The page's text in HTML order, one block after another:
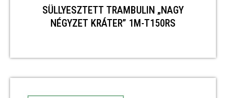
SÜLLYESZTETT TRAMBULIN „NAGY
NÉGYZET KRÁTER” 1M-T150RS